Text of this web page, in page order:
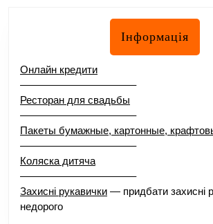
Інформація
Онлайн кредити
–––––––––––––––––––––
Ресторан для свадьбы
–––––––––––––––––––––
Пакеты бумажные, картонные,
–––––––––––––––––––––
Коляска дитяча
–––––––––––––––––––––
Захисні рукавички — придбати захисні
недорого